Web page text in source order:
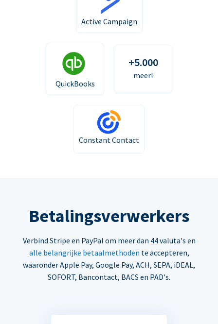
Active Campaign
QuickBooks
+5.000
meer!
Constant Contact
Betalingsverwerkers
Verbind Stripe en PayPal om meer dan 44 valuta's en
alle belangrijke betaalmethoden te accepteren,
waaronder Apple Pay, Google Pay, ACH, SEPA, iDEAL,
SOFORT, Bancontact, BACS en PAD's.